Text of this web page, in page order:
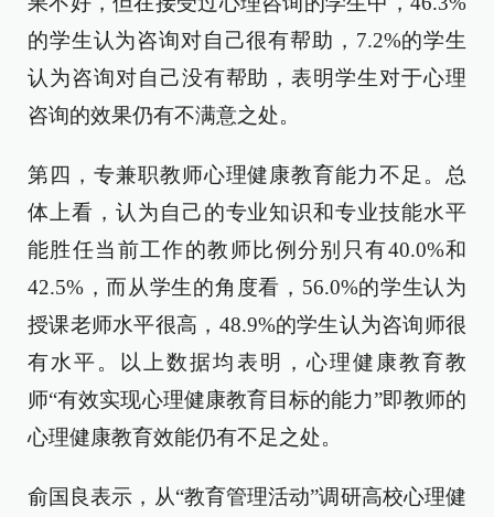
的学生认为咨询对自己很有帮助，7.2%的学生
认为咨询对自己没有帮助，表明学生对于心理
咨询的效果仍有不满意之处。
第四，专兼职教师心理健康教育能力不足。总
体上看，认为自己的专业知识和专业技能水平
能胜任当前工作的教师比例分别只有40.0%和
42.5%，而从学生的角度看，56.0%的学生认为
授课老师水平很高，48.9%的学生认为咨询师很
有水平。以上数据均表明，心理健康教育教
师“有效实现心理健康教育目标的能力”即教师的
心理健康教育效能仍有不足之处。
俞国良表示，从“教育管理活动”调研高校心理健